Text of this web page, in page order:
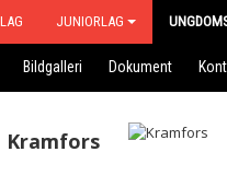
JUNIORLAG
Bildgalleri Dokument
Kramfors